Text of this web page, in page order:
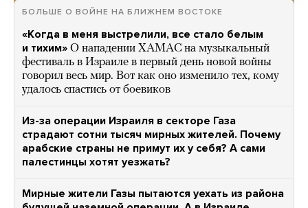
БОЛЬШЕ О ВОЙНЕ НА БЛИЖНЕМ ВОСТОКЕ
«Когда в меня выстрелили, все стало белым
и тихим» О нападении ХАМАС на музыкальный
фестиваль в Израиле в первый день новой войны
говорил весь мир. Вот как оно изменило тех, кому
удалось спастись от боевиков
Из-за операции Израиля в секторе Газа
страдают сотни тысяч мирных жителей. Почему
арабские страны не примут их у себя? А сами
палестинцы хотят уезжать?
Мирные жители Газы пытаются уехать из района